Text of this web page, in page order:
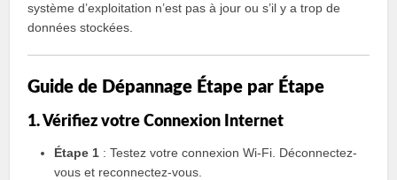
système d’exploitation n’est pas à jour ou s’il y a trop de
données stockées.
Guide de Dépannage Étape par Étape
1. Vérifiez votre Connexion Internet
Étape 1 : Testez votre connexion Wi-Fi. Déconnectez-
vous et reconnectez-vous.